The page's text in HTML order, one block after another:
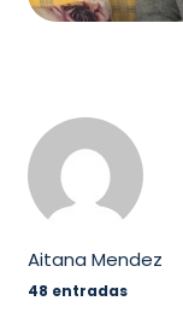
Aitana Mendez
48 entradas